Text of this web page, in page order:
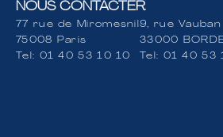
Rechercher
NOUS CONTACTER
77 rue de Miromesnil
75008 Paris
Tel: 01 40 53 10 10
9, rue Vauban
33000
Tel: 01 40 53